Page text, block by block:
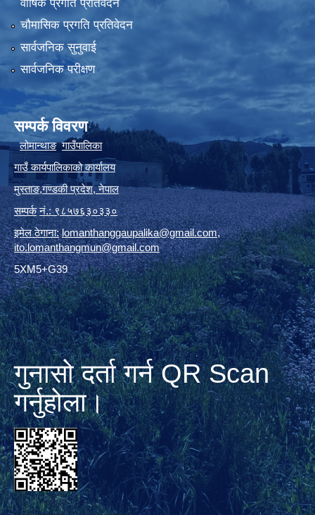
वार्षिक प्रगति प्रतिवेदन
चौमासिक प्रगति प्रतिवेदन
सार्वजनिक सुनुवाई
सार्वजनिक परीक्षण
सम्पर्क विवरण
लोमान्थाङ गाउँपालिका
गाउँ कार्यपालिकाको कार्यालय
मुस्ताङ,गण्डकी प्रदेश,नेपाल
सम्पर्क नं.: ९८५७६३०३३०
इमेल ठेगाना: lomanthanggaupalika@gmail.com,
ito.lomanthangmun@gmail.com
5XM5+G39
गुनासो दर्ता गर्न QR Scan
गर्नुहोला।